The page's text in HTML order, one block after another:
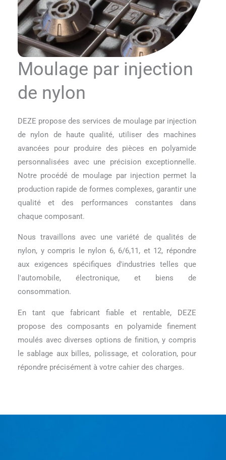
Moulage par injection
de nylon
DEZE propose des services de moulage par injection
de nylon de haute qualité, utiliser des machines
avancées pour produire des pièces en polyamide
personnalisées avec une précision exceptionnelle.
Notre procédé de moulage par injection permet la
production rapide de formes complexes, garantir une
qualité et des performances constantes dans
chaque composant.
Nous travaillons avec une variété de qualités de
nylon, y compris le nylon 6, 6/6,11, et 12, répondre
aux exigences spécifiques d'industries telles que
l'automobile, électronique, et biens de
consommation.
En tant que fabricant fiable et rentable, DEZE
propose des composants en polyamide finement
moulés avec diverses options de finition, y compris
le sablage aux billes, polissage, et coloration, pour
répondre précisément à votre cahier des charges.